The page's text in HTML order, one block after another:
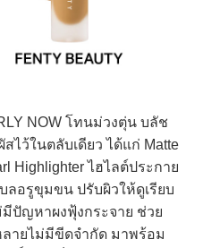
NOW โทนม่วงตุ่น บลัช
ไว้ในตลับเดียว ได้แก่ Matte
Highlighter ไฮไลต์ประกาย
อรูขุมขน ปรับผิวให้ดูเรียบ
มีปัญหาผงฟุ้งกระจาย ช่วย
ายไม่มีขีดจำกัด มาพร้อม